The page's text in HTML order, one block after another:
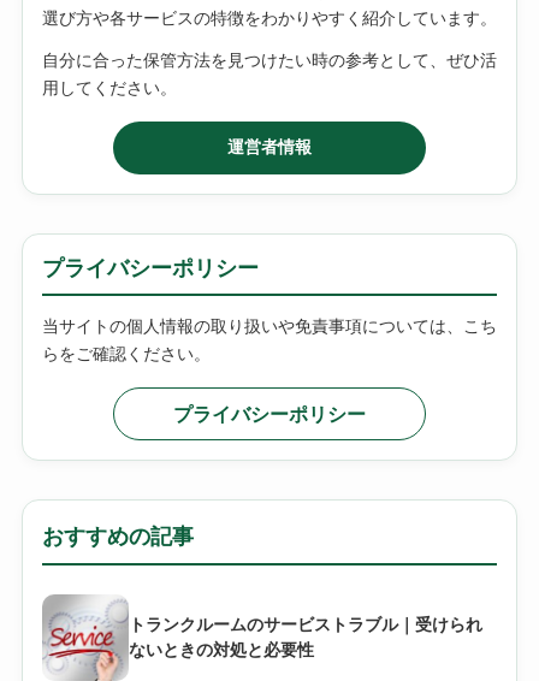
選び方や各サービスの特徴をわかりやすく紹介しています。
自分に合った保管方法を見つけたい時の参考として、ぜひ活
用してください。
運営者情報
プライバシーポリシー
当サイトの個人情報の取り扱いや免責事項については、こち
らをご確認ください。
プライバシーポリシー
おすすめの記事
トランクルームのサービストラブル｜受けられ
ないときの対処と必要性